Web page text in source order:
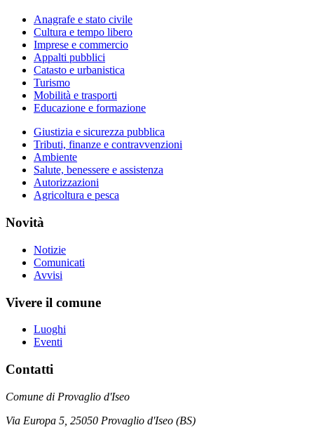
Anagrafe e stato civile
Cultura e tempo libero
Imprese e commercio
Appalti pubblici
Catasto e urbanistica
Turismo
Mobilità e trasporti
Educazione e formazione
Giustizia e sicurezza pubblica
Tributi, finanze e contravvenzioni
Ambiente
Salute, benessere e assistenza
Autorizzazioni
Agricoltura e pesca
Novità
Notizie
Comunicati
Avvisi
Vivere il comune
Luoghi
Eventi
Contatti
Comune di Provaglio d'Iseo
Via Europa 5, 25050 Provaglio d'Iseo (BS)